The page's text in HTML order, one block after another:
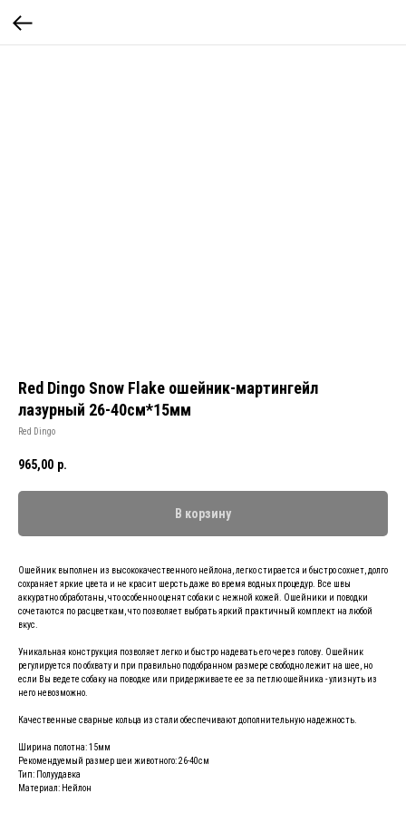
Red Dingo Snow Flake ошейник-мартингейл
лазурный 26-40см*15мм
Red Dingo
965,00 р.
В корзину
Ошейник выполнен из высококачественного нейлона, легко стирается и быстро сохнет, долго
сохраняет яркие цвета и не красит шерсть даже во время водных процедур. Все швы
аккуратно обработаны, что особенно оценят собаки с нежной кожей. Ошейники и поводки
сочетаются по расцветкам, что позволяет выбрать яркий практичный комплект на любой
вкус.
Уникальная конструкция позволяет легко и быстро надевать его через голову. Ошейник
регулируется по обхвату и при правильно подобранном размере свободно лежит на шее, но
если Вы ведете собаку на поводке или придерживаете ее за петлю ошейника - улизнуть из
него невозможно.
Качественные сварные кольца из стали обеспечивают дополнительную надежность.
Ширина полотна: 15мм
Рекомендуемый размер шеи животного: 26-40см
Тип: Полуудавка
Материал: Нейлон